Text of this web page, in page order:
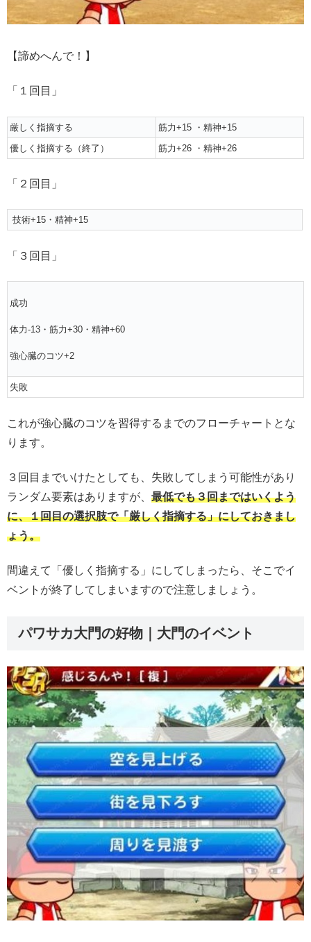
【諦めへんで！】
「１回目」
厳しく指摘する
筋力+15 ・精神+15
優しく指摘する（終了）
筋力+26 ・精神+26
「２回目」
技術+15・精神+15
「３回目」
成功
体力-13・筋力+30・精神+60
強心臓のコツ+2
失敗
これが強心臓のコツを習得するまでのフローチャートとな
ります。
３回目までいけたとしても、失敗してしまう可能性があり
ランダム要素はありますが、 最低でも３回まではいくよう
に、１回目の選択肢で「厳しく指摘する」にしておきまし
ょう。
間違えて「優しく指摘する」にしてしまったら、そこでイ
ベントが終了してしまいますので注意しましょう。
パワサカ大門の好物｜大門のイベント